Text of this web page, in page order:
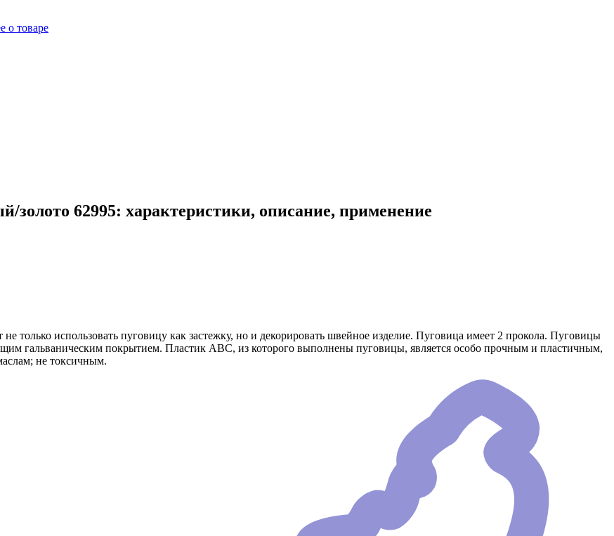
о товаре
золото 62995: характеристики, описание, применение
только использовать пуговицу как застежку, но и декорировать швейное изделие. Пуговица имеет 2 прокола. Пуговицы
гальваническим покрытием. Пластик АВС, из которого выполнены пуговицы, является особо прочным и пластичным,
не токсичным.